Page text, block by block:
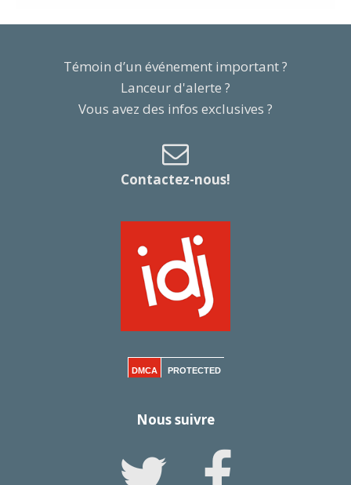
Témoin d’un événement important ?
Lanceur d'alerte ?
Vous avez des infos exclusives ?
Contactez-nous!
DMCA PROTECTED
Nous suivre